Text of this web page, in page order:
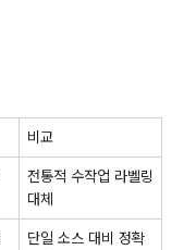
비교
전통적 수작업 라벨링
대체
단일 소스 대비 정확